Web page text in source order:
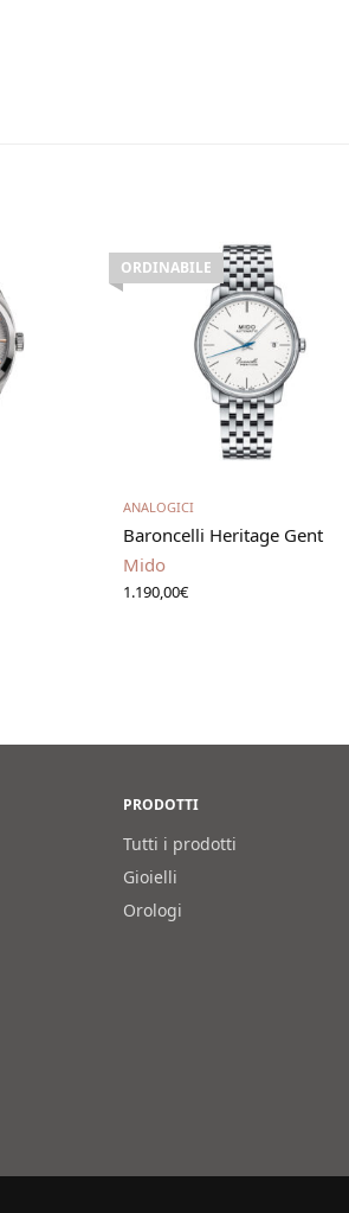
ORDINABILE
ANALOGICI
Baroncelli Heritage Gent
Mido
1.190,00€
PRODOTTI
Tutti i prodotti
Gioielli
Orologi